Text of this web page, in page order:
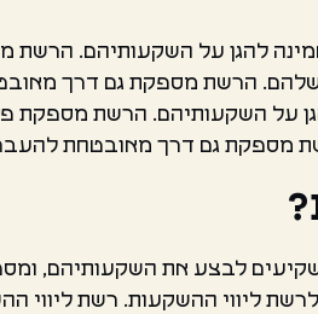
להגן על השקעותיהם.
הרשת מספקת גם דרך
על השקעותיהם. הרשת
גם דרך מאובטחת
לבצע את השקעותיהם,
ליווי ההשקעות. רשת